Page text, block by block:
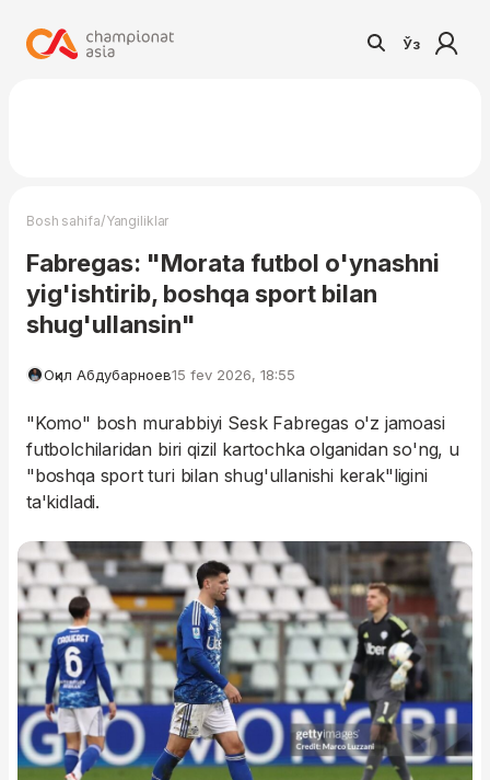
Ўз
Bosh sahifa/Yangiliklar
Fabregas: "Morata futbol o'ynashni
yig'ishtirib, boshqa sport bilan
shug'ullansin"
Оқил Абдубарноев15 fev 2026, 18:55
"Komo" bosh murabbiyi Sesk Fabregas o'z jamoasi
futbolchilaridan biri qizil kartochka olganidan so'ng, u
"boshqa sport turi bilan shug'ullanishi kerak"ligini
ta'kidladi.